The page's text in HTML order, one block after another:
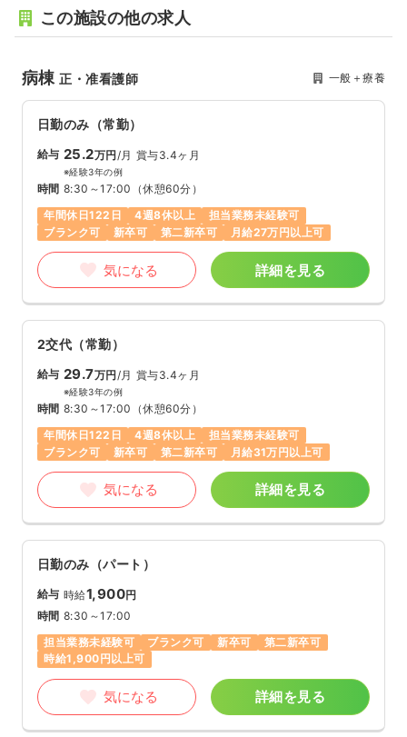
この施設の他の求人
病棟正・准看護師 一般＋療養
日勤のみ（常勤）
給与 25.2万円/月 賞与3.4ヶ月
※経験3年の例
時間 8:30～17:00 （休憩60分）
年間休日122日
4週8休以上
担当業務未経験可
ブランク可
新卒可 第二新卒可 月給27万円以上可
気になる 詳細を見る
2交代（常勤）
給与 29.7万円/月 賞与3.4ヶ月
※経験3年の例
時間 8:30～17:00 （休憩60分）
年間休日122日
4週8休以上
担当業務未経験可
ブランク可
新卒可 第二新卒可 月給31万円以上可
気になる 詳細を見る
日勤のみ（パート）
給与 時給1,900円
時間 8:30～17:00
担当業務未経験可
ブランク可 新卒可
第二新卒可
時給1,900円以上可
気になる 詳細を見る